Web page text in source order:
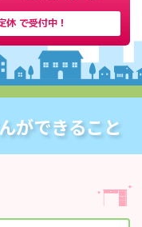
で受付中！
ができること